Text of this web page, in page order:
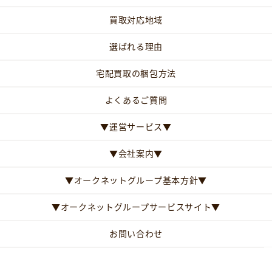
買取対応地域
選ばれる理由
宅配買取の梱包方法
よくあるご質問
▼運営サービス▼
▼会社案内▼
▼オークネットグループ基本方針▼
▼オークネットグループサービスサイト▼
お問い合わせ